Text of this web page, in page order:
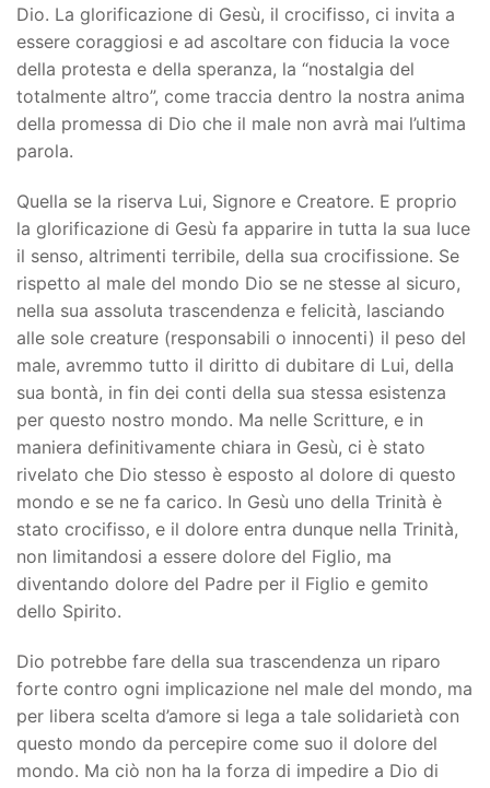
Dio. La glorificazione di Gesù, il crocifisso, ci invita a
essere coraggiosi e ad ascoltare con fiducia la voce
della protesta e della speranza, la “nostalgia del
totalmente altro”, come traccia dentro la nostra anima
della promessa di Dio che il male non avrà mai l’ultima
parola.
Quella se la riserva Lui, Signore e Creatore. E proprio
la glorificazione di Gesù fa apparire in tutta la sua luce
il senso, altrimenti terribile, della sua crocifissione. Se
rispetto al male del mondo Dio se ne stesse al sicuro,
nella sua assoluta trascendenza e felicità, lasciando
alle sole creature (responsabili o innocenti) il peso del
male, avremmo tutto il diritto di dubitare di Lui, della
sua bontà, in fin dei conti della sua stessa esistenza
per questo nostro mondo. Ma nelle Scritture, e in
maniera definitivamente chiara in Gesù, ci è stato
rivelato che Dio stesso è esposto al dolore di questo
mondo e se ne fa carico. In Gesù uno della Trinità è
stato crocifisso, e il dolore entra dunque nella Trinità,
non limitandosi a essere dolore del Figlio, ma
diventando dolore del Padre per il Figlio e gemito
dello Spirito.
Dio potrebbe fare della sua trascendenza un riparo
forte contro ogni implicazione nel male del mondo, ma
per libera scelta d’amore si lega a tale solidarietà con
questo mondo da percepire come suo il dolore del
mondo. Ma ciò non ha la forza di impedire a Dio di